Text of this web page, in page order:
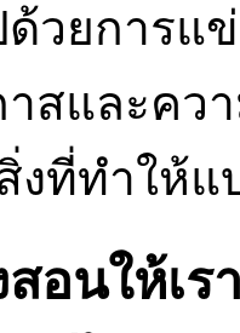
วยการแ
สและคว
งที่ทำให้
สอนให้เ